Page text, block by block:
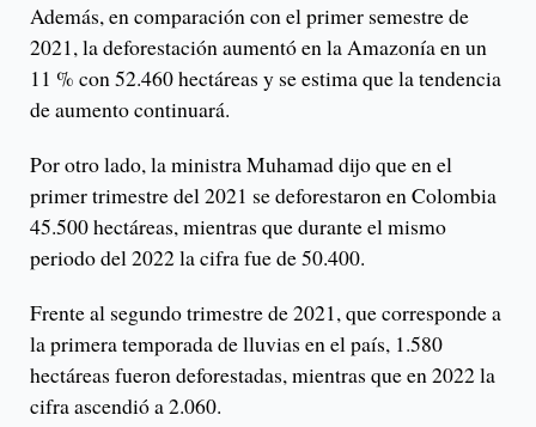
Además, en comparación con el primer semestre de
2021, la deforestación aumentó en la Amazonía en un
11 % con 52.460 hectáreas y se estima que la tendencia
de aumento continuará.
Por otro lado, la ministra Muhamad dijo que en el
primer trimestre del 2021 se deforestaron en Colombia
45.500 hectáreas, mientras que durante el mismo
periodo del 2022 la cifra fue de 50.400.
Frente al segundo trimestre de 2021, que corresponde a
la primera temporada de lluvias en el país, 1.580
hectáreas fueron deforestadas, mientras que en 2022 la
cifra ascendió a 2.060.